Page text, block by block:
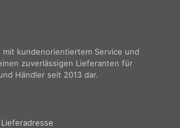
mit kundenorientiertem Service und
zuverlässigen Lieferanten für
Händler seit 2013 dar.